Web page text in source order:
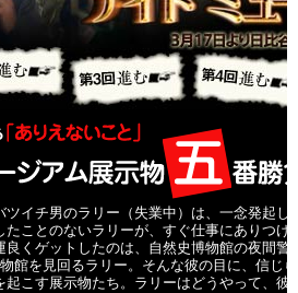
イチ男のラリー（失業中）は、一念発起し
たことのないラリーが、すぐ仕事にありつけ
良くゲットしたのは、自然史博物館の夜間警
館を見回るラリー。そんな彼の目に、信じ
起こす展示物たち。ラリーはどうやって、彼